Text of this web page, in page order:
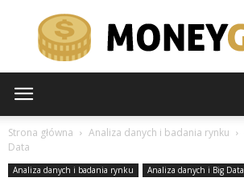
Strona główna Analiza danych i badania rynku
Data
Analiza danych i badania rynku Analiza danych i Big Data